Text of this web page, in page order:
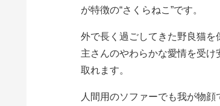
が特徴の“さくらねこ”です。
外で長く過ごしてきた野良猫
主さんのやわらかな愛情を受
取れます。
人間用のソファーでも我が物